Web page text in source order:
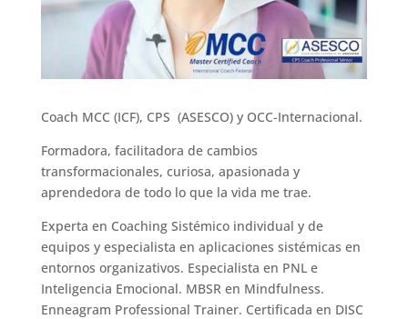
Coach MCC (ICF), CPS (ASESCO) y OCC-Internacional.
Formadora, facilitadora de cambios
transformacionales, curiosa, apasionada y
aprendedora de todo lo que la vida me trae.
Experta en Coaching Sistémico individual y de
equipos y especialista en aplicaciones sistémicas en
entornos organizativos. Especialista en PNL e
Inteligencia Emocional. MBSR en Mindfulness.
Enneagram Professional Trainer. Certificada en DISC